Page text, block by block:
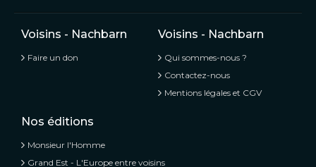
Voisins - Nachbarn
Faire un don
Voisins - Nachbarn
Qui sommes-nous ?
Contactez-nous
Mentions légales et CGV
Nos éditions
Monsieur l'Homme
Grand Est - L'Europe entre voisins